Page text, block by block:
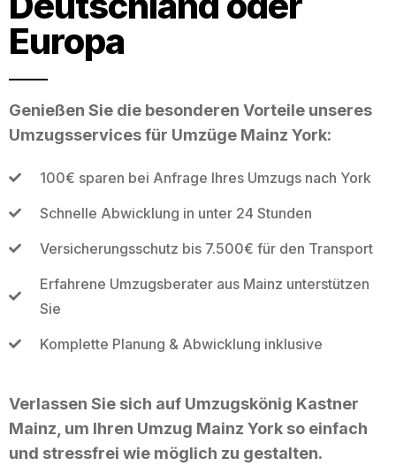
Europa
Genießen Sie die besonderen Vorteile unseres
Umzugsservices für Umzüge Mainz York:
100€ sparen bei Anfrage Ihres Umzugs nach York
Schnelle Abwicklung in unter 24 Stunden
Versicherungsschutz bis 7.500€ für den Transport
Erfahrene Umzugsberater aus Mainz unterstützen
Sie
Komplette Planung & Abwicklung inklusive
Verlassen Sie sich auf Umzugskönig Kastner
Mainz, um Ihren Umzug Mainz York so einfach
und stressfrei wie möglich zu gestalten.